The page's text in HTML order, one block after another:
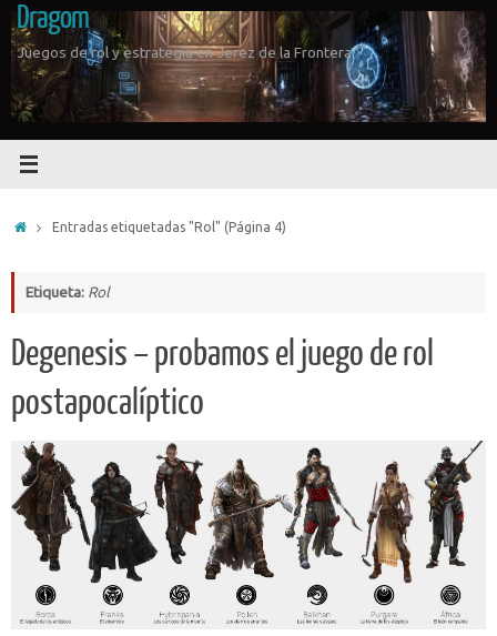
Saltar
contenido
Dragom
Juegos de rol y estrategia en Jerez de la Frontera
InicioEntradas etiquetadas "Rol" (Página 4)
Etiqueta: Rol
Degenesis – probamos el juego de rol
postapocalíptico